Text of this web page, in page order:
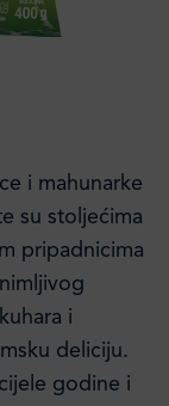
i mahunarke
su stoljećima
pripadnicima
i
deliciju.
godine i